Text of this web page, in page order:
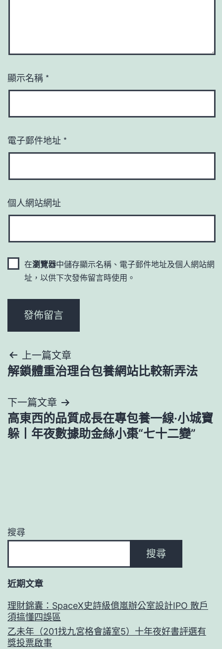
顯示名稱 *
電子郵件地址 *
個人網站網址
在瀏覽器中儲存顯示名稱、電子郵件地址及個人網站網
址，以供下次發佈留言時使用。
文
章
導
覽
上一篇文章
解鎖體重治理台包養網站比較新弄法
下一篇文章
高東西的品質成長在專包養一線·小城寶
躲丨年夜數據助金絲小棗“七十二變”
搜尋
搜尋
近期文章
理財錦囊：SpaceX史詩級億嵐辦公室設計IPO 散戶
須搞懂四誤區
乙未年（201找九宮格會議室5）十年夜好書評選有
獎投票啟事